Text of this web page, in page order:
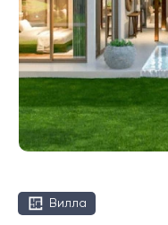
Вилла